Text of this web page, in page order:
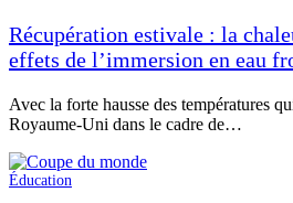
Récupération estivale : la
effets de l’immersion en eau
Avec la forte hausse des températures
Royaume-Uni dans le cadre de…
Éducation